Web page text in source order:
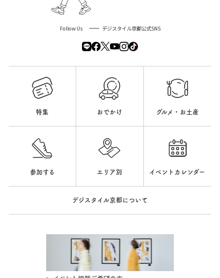
Follow Us デジスタイル京都公式SNS
特集 おでかけ グルメ・お土産
参加する エリア別 イベントカレンダー
デジスタイル京都について